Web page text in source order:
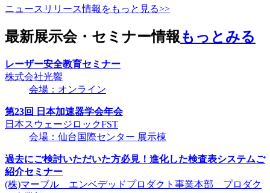
ニュースリリース情報をもっと見る>>
最新展示会・セミナー情報もっとみる
レーザー安全教育セミナー
株式会社光響
会場：オンライン
第23回 日本加速器学会年会
日本スウェージロックFST
会場：仙台国際センター 展示棟
過去にご検討いただいた方必見！進化した検査表システムご
紹介セミナー
(株)マーブル エンベデッドプロダクト事業本部 プロダク